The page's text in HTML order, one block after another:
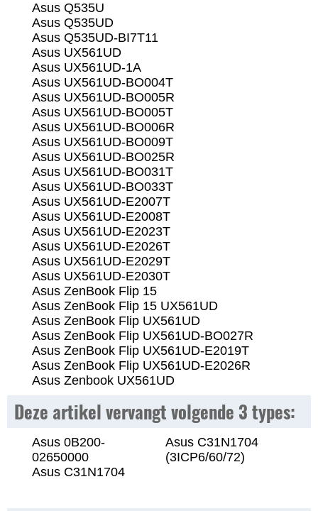
Asus Q535U
Asus Q535UD
Asus Q535UD-BI7T11
Asus UX561UD
Asus UX561UD-1A
Asus UX561UD-BO004T
Asus UX561UD-BO005R
Asus UX561UD-BO005T
Asus UX561UD-BO006R
Asus UX561UD-BO009T
Asus UX561UD-BO025R
Asus UX561UD-BO031T
Asus UX561UD-BO033T
Asus UX561UD-E2007T
Asus UX561UD-E2008T
Asus UX561UD-E2023T
Asus UX561UD-E2026T
Asus UX561UD-E2029T
Asus UX561UD-E2030T
Asus ZenBook Flip 15
Asus ZenBook Flip 15 UX561UD
Asus ZenBook Flip UX561UD
Asus ZenBook Flip UX561UD-BO027R
Asus ZenBook Flip UX561UD-E2019T
Asus ZenBook Flip UX561UD-E2026R
Asus Zenbook UX561UD
Deze artikel vervangt volgende 3 types:
Asus 0B200-
02650000
Asus C31N1704
Asus C31N1704
(3ICP6/60/72)